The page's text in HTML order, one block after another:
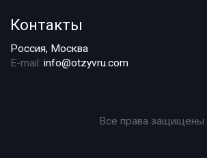
Контакты
Россия, Москва
E-mail: info@otzyvru.com
Все права защищены.